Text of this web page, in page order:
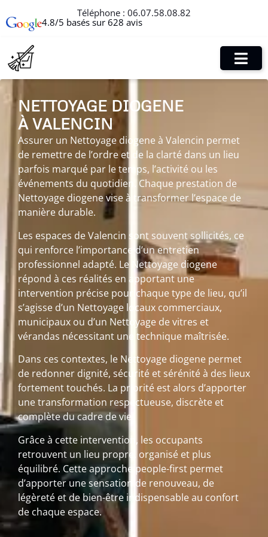
Téléphone : 06.07.58.08.82
4.8/5 basés sur 628 avis
NETTOYAGE DIOGENE
À VALENCIN
Assurer un Nettoyage diogene à Valencin permet
de remettre de l’ordre et de la clarté dans un lieu
parfois marqué par le temps, l’activité ou les
événements du quotidien. Chaque prestation de
Nettoyage diogene vise à transformer l’espace de
manière durable.
Les espaces de Valencin sont souvent sollicités, ce
qui renforce l’importance d’un entretien
professionnel adapté. Le Nettoyage diogene
répond à ces réalités en apportant une
intervention précise pour chaque type de lieu, qu’il
s’agisse d’un Nettoyage locaux commerciaux,
municipaux ou d’un Nettoyage de vitres et
vérandas nécessitant une technique maîtrisée.
Dans ces contextes, le Nettoyage diogene permet
de redonner dignité, sécurité et sérénité à des lieux
fortement touchés. La priorité est alors d’apporter
une transformation respectueuse, discrète et
complète du cadre de vie.
Grâce à cette intervention, les occupants
retrouvent un lieu propre, organisé et plus
équilibré. Cette approche people-first permet
d’apporter une sensation de renouveau, de
légèreté et de bien-être indispensable au confort
de chaque espace.